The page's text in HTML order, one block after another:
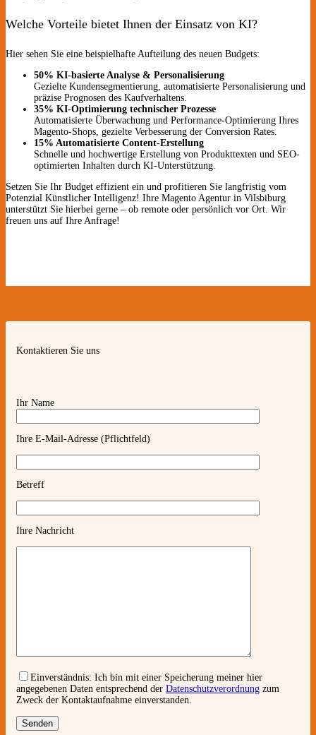
Welche Vorteile bietet Ihnen der Einsatz von KI?
Hier sehen Sie eine beispielhafte Aufteilung des neuen Budgets:
50% KI-basierte Analyse & Personalisierung
Gezielte Kundensegmentierung, automatisierte Personalisierung und
präzise Prognosen des Kaufverhaltens.
35% KI-Optimierung technischer Prozesse
Automatisierte Überwachung und Performance-Optimierung Ihres
Magento-Shops, gezielte Verbesserung der Conversion Rates.
15% Automatisierte Content-Erstellung
Schnelle und hochwertige Erstellung von Produkttexten und SEO-
optimierten Inhalten durch KI-Unterstützung.
Setzen Sie Ihr Budget effizient ein und profitieren Sie langfristig vom
Potenzial Künstlicher Intelligenz! Ihre Magento Agentur in Vilsbiburg
unterstützt Sie hierbei gerne – ob remote oder persönlich vor Ort. Wir
freuen uns auf Ihre Anfrage!
Kontaktieren Sie uns
Ihr Name
Ihre E-Mail-Adresse (Pflichtfeld)
Betreff
Ihre Nachricht
Einverständnis: Ich bin mit einer Speicherung meiner hier
angegebenen Daten entsprechend der Datenschutzverordnung zum
Zweck der Kontaktaufnahme einverstanden.